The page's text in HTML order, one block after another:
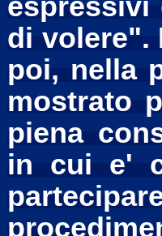
espressivi
di volere".
poi, nella
mostrato
piena
in cui e'